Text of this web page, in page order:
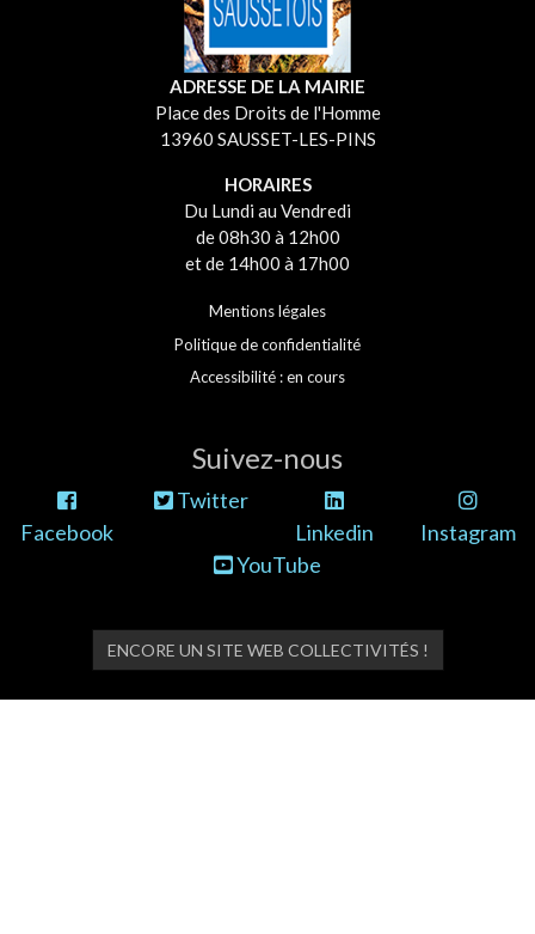
ADRESSE DE LA MAIRIE
Place des Droits de l'Homme
13960 SAUSSET-LES-PINS
HORAIRES
Du Lundi au Vendredi
de 08h30 à 12h00
et de 14h00 à 17h00
Mentions légales
Politique de confidentialité
Accessibilité : en cours
Suivez-nous
Facebook
Twitter
Linkedin
Instagram
YouTube
ENCORE UN SITE WEB COLLECTIVITÉS !